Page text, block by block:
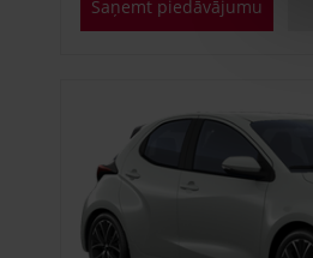
Saņemt piedāvājumu